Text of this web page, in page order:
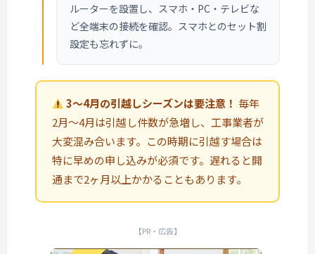
ルーターを設置し、スマホ・PC・テレビな
ど全端末の接続を確認。スマホとのセット割
設定も忘れずに。
3〜4月の引越しシーズンは要注意！ 毎年
2月〜4月は引越し件数が急増し、工事業者が
大変混み合います。この時期に引越す場合は
特に早めの申し込みが必須です。遅れると開
通まで2ヶ月以上かかることもあります。
【PR・広告】